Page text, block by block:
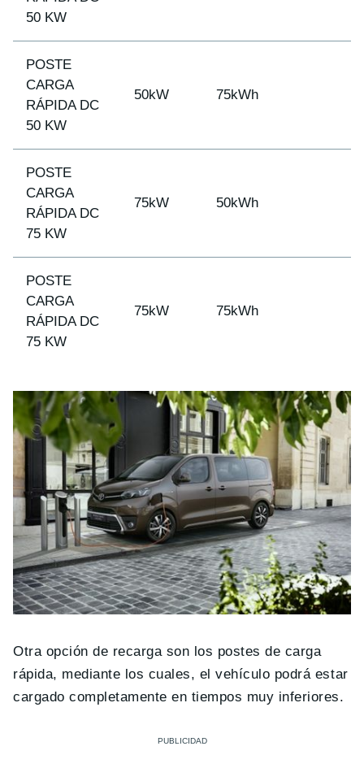
50 KW
POSTE
CARGA
RÁPIDA DC
50 KW
50kW 75kWh
POSTE
CARGA
RÁPIDA DC
75 KW
75kW 50kWh
POSTE
CARGA
RÁPIDA DC
75 KW
75kW 75kWh
Otra opción de recarga son los postes de carga
rápida, mediante los cuales, el vehículo podrá estar
cargado completamente en tiempos muy inferiores.